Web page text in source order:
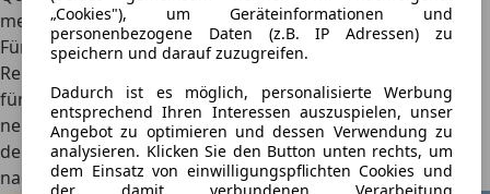
„Cookies"), um Geräteinformationen und
personenbezogene Daten (z.B. IP Adressen) zu
speichern und darauf zuzugreifen.
Dadurch ist es möglich, personalisierte Werbung
entsprechend Ihren Interessen auszuspielen, unser
Angebot zu optimieren und dessen Verwendung zu
analysieren. Klicken Sie den Button unten rechts, um
dem Einsatz von einwilligungspflichten Cookies und
merkt man die Kompromissbereitschaft der Entwickler:
Für die gute Geländefähigkeit mussten sie etwas
Reisekomfort opfern. Wer aber einen kompakten Subaru
für den reinen Straßenbetrieb haben möchte, kann zum
neun Zentimeter tiefer liegenden Impreza greifen. Auch
der soll übrigens im Laufe des Jahres als e-Boxer
nachgereicht werden.